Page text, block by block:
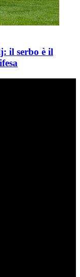
il serbo è il